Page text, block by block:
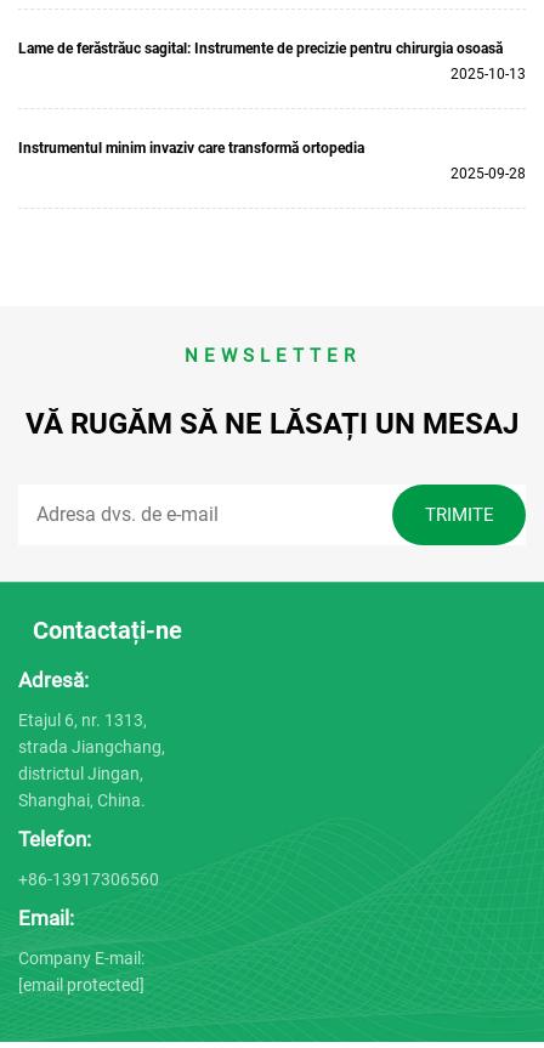
Lame de ferăstrăuc sagital: Instrumente de precizie pentru chirurgia osoasă
2025-10-13
Instrumentul minim invaziv care transformă ortopedia
2025-09-28
NEWSLETTER
VĂ RUGĂM SĂ NE LĂSAȚI UN MESAJ
Contactați-ne
Adresă:
Etajul 6, nr. 1313,
strada Jiangchang,
districtul Jingan,
Shanghai, China.
Telefon:
+86-13917306560
Email:
Company E-mail:
[email protected]